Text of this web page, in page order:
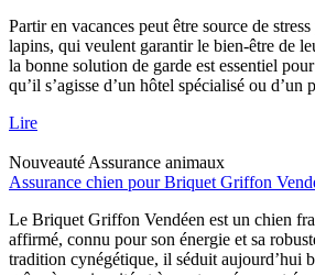
Partir en vacances peut être source de
lapins, qui veulent garantir le bien-être de
la bonne solution de garde est essentiel
qu’il s’agisse d’un hôtel spécialisé ou d’un
Lire
NouveautéAssurance animaux
Assurance chien pour Briquet Griffon
Le Briquet Griffon Vendéen est un chien
affirmé, connu pour son énergie et sa
tradition cynégétique, il séduit aujourd’hui